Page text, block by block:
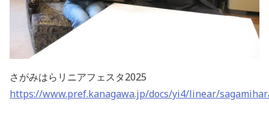
さがみはらリニアフェスタ2025
https://www.pref.kanagawa.jp/docs/yi4/linear/